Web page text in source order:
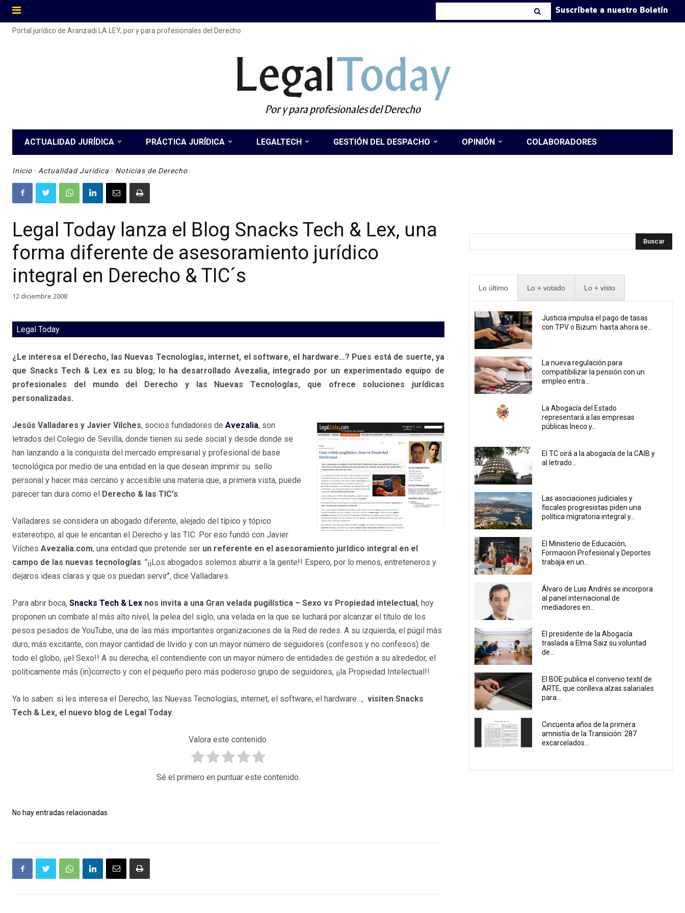
Suscríbete a nuestro Boletín
Portal jurídico de Aranzadi LA LEY, por y para profesionales del Derecho
LegalToday
Por y para profesionales del Derecho
ACTUALIDAD JURÍDICA PRÁCTICA JURÍDICA LEGALTECH GESTIÓN DEL DESPACHO OPINIÓN COLABORADORES
Inicio Actualidad Jurídica Noticias de Derecho
Legal Today lanza el Blog Snacks Tech & Lex, una
forma diferente de asesoramiento jurídico
integral en Derecho & TIC´s
12 diciembre 2008
Legal Today
¿Le interesa el Derecho, las Nuevas Tecnologías, internet, el software, el hardware…? Pues está de suerte, ya
que Snacks Tech & Lex es su blog; lo ha desarrollado Avezalia, integrado por un experimentado equipo de
profesionales del mundo del Derecho y las Nuevas Tecnologías, que ofrece soluciones jurídicas
personalizadas.
Jesús Valladares y Javier Vilches, socios fundadores de Avezalia, son
letrados del Colegio de Sevilla, donde tienen su sede social y desde donde se
han lanzando a la conquista del mercado empresarial y profesional de base
tecnológica por medio de una entidad en la que desean imprimir su sello
personal y hacer más cercano y accesible una materia que, a primera vista, puede
parecer tan dura como el
Derecho & las TIC's.
Valladares se considera un abogado diferente, alejado del típico y tópico
estereotipo, al que le encantan el Derecho y las TIC. Por eso fundó con Javier
Vilches Avezalia.com, una entidad que pretende ser un referente en el asesoramiento jurídico integral en el
campo de las nuevas tecnologías. "¡¡Los abogados solemos aburrir a la gente!! Espero, por lo menos, entreteneros y
dejaros ideas claras y que os puedan servir", dice Valladares.
Para abrir boca, Snacks Tech & Lex nos invita a una Gran velada pugilística – Sexo vs Propiedad intelectual ; hoy
proponen un combate al más alto nivel, la pelea del siglo, una velada en la que se luchará por alcanzar el título de los
pesos pesados de YouTube, una de las más importantes organizaciones de la Red de redes. A su izquierda, el púgil más
duro, más excitante, con mayor cantidad de lívido y con un mayor número de seguidores (confesos y no confesos) de
todo el globo, ¡¡el Sexo!! A su derecha, el contendiente con un mayor número de entidades de gestión a su alrededor, el
políticamente más (in)correcto y con el pequeño pero más poderoso grupo de seguidores, ¡¡la Propiedad Intelectual!!
Ya lo saben: si les interesa el Derecho, las Nuevas Tecnologías, internet, el software, el hardware…, visiten Snacks
Tech & Lex, el nuevo blog de Legal Today.
Valora este contenido.
Sé el primero en puntuar este contenido.
No hay entradas relacionadas
Buscar
Lo último Lo + votado Lo + visto
Justicia impulsa el pago de tasas
con TPV o Bizum: hasta ahora se...
La nueva regulación para
compatibilizar la pensión con un
empleo entra...
La Abogacía del Estado
representará a las empresas
públicas Ineco y...
El TC oirá a la abogacía de la CAIB y
al letrado...
Las asociaciones judiciales y
fiscales progresistas piden una
política migratoria integral y...
El Ministerio de Educación,
Formación Profesional y Deportes
trabaja en un...
Álvaro de Luis Andrés se incorpora
al panel internacional de
mediadores en...
El presidente de la Abogacía
traslada a Elma Saiz su voluntad
de...
El BOE publica el convenio textil de
ARTE, que conlleva alzas salariales
para...
Cincuenta años de la primera
amnistía de la Transición: 287
excarcelados...